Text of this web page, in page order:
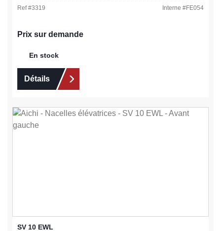
Ref #3319 Interne #FE054
Prix sur demande
En stock
Détails
SV 10 EWL